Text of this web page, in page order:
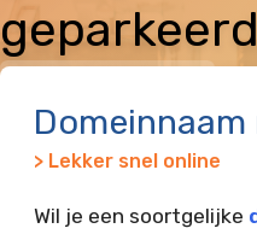
> Lekker snel online
Wil je een soortgelijke